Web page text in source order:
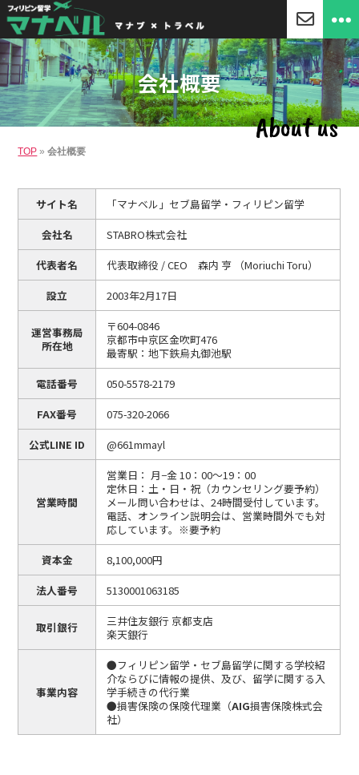
「マ
ナ
ベ
ル」
セ
ブ
島
学・
会社概要
About us
TOP »会社概要
サイト名
「マナベル」セブ島留学・フィリピン留学
会社名
STABRO株式会社
代表者名
代表取締役 / CEO 森内 亨 （Moriuchi Toru）
設立
2003年2月17日
運営事務局
所在地
〒604-0846
京都市中京区金吹町476
最寄駅：地下鉄烏丸御池駅
電話番号
050-5578-2179
FAX番号
075-320-2066
公式LINE ID
@661mmayl
営業時間
営業日： 月−金 10：00〜19：00
定休日：土・日・祝（カウンセリング要予約）
メール問い合わせは、24時間受付しています。
電話、オンライン説明会は、営業時間外でも対
応しています。※要予約
資本金
8,100,000円
法人番号
5130001063185
取引銀行
三井住友銀行 京都支店
楽天銀行
事業内容
●フィリピン留学・セブ島留学に関する学校紹
介ならびに情報の提供、及び、留学に関する入
学手続きの代行業
●損害保険の保険代理業（AIG損害保険株式会
社）